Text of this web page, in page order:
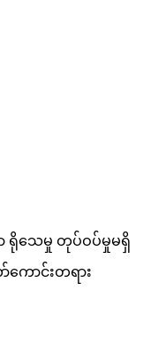
ာ ရိုသေမှု တုပ်ဝပ်မှုမရှိ
ောင်းတရား